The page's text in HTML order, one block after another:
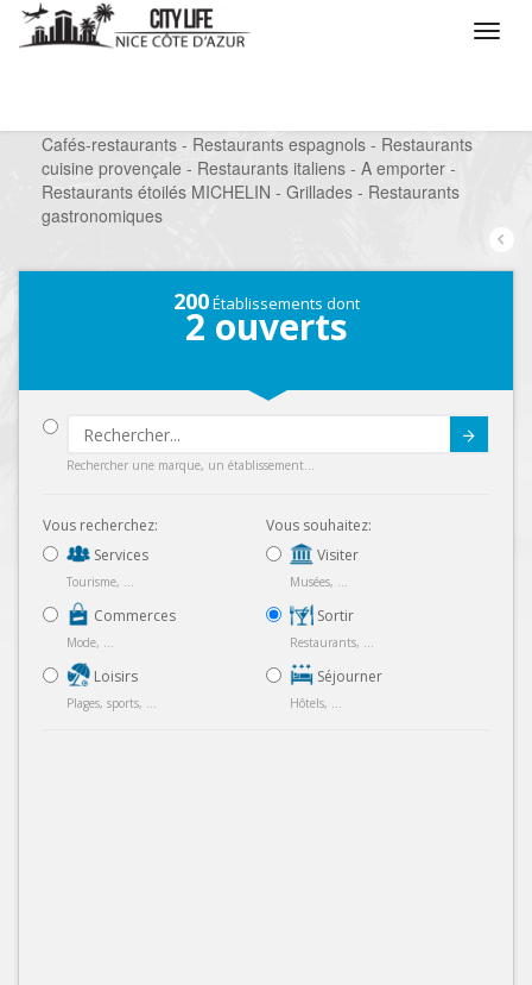
Cafés-restaurants - Restaurants espagnols - Restaurants
cuisine provençale - Restaurants italiens - A emporter -
Restaurants étoilés MICHELIN - Grillades - Restaurants
gastronomiques
200Établissements dont
2 ouverts
Rechercher une marque, un établissement...
Vous recherchez:
Services
Tourisme, ...
Commerces
Mode, ...
Loisirs
Plages, sports, ...
Vous souhaitez:
Visiter
Musées, ...
Sortir
Restaurants, ...
Séjourner
Hôtels, ...